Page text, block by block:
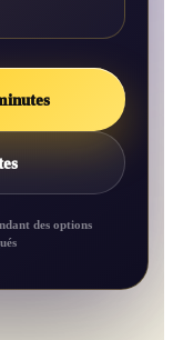
des options